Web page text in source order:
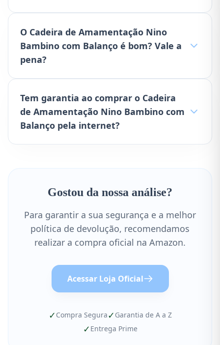
O Cadeira de Amamentação Nino
Bambino com Balanço é bom? Vale a
pena?
Tem garantia ao comprar o Cadeira
de Amamentação Nino Bambino com
Balanço pela internet?
Gostou da nossa análise?
Para garantir a sua segurança e a melhor
política de devolução, recomendamos
realizar a compra oficial na Amazon.
Acessar Loja Oficial
✓ Compra Segura✓ Garantia de A a Z
✓ Entrega Prime